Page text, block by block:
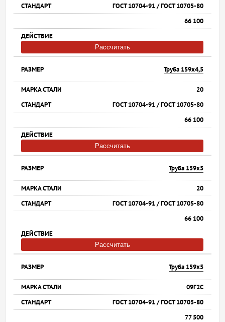
ГОСТ 10704-91 / ГОСТ 10705-80
66 100
Рассчитать
Труба 159х4,5
20
ГОСТ 10704-91 / ГОСТ 10705-80
66 100
Рассчитать
Труба 159х5
20
ГОСТ 10704-91 / ГОСТ 10705-80
66 100
Рассчитать
Труба 159х5
09Г2С
ГОСТ 10704-91 / ГОСТ 10705-80
77 500